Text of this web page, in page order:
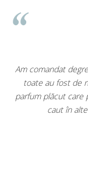
Am comandat
toate au fost de
parfum plăcut care
caut în